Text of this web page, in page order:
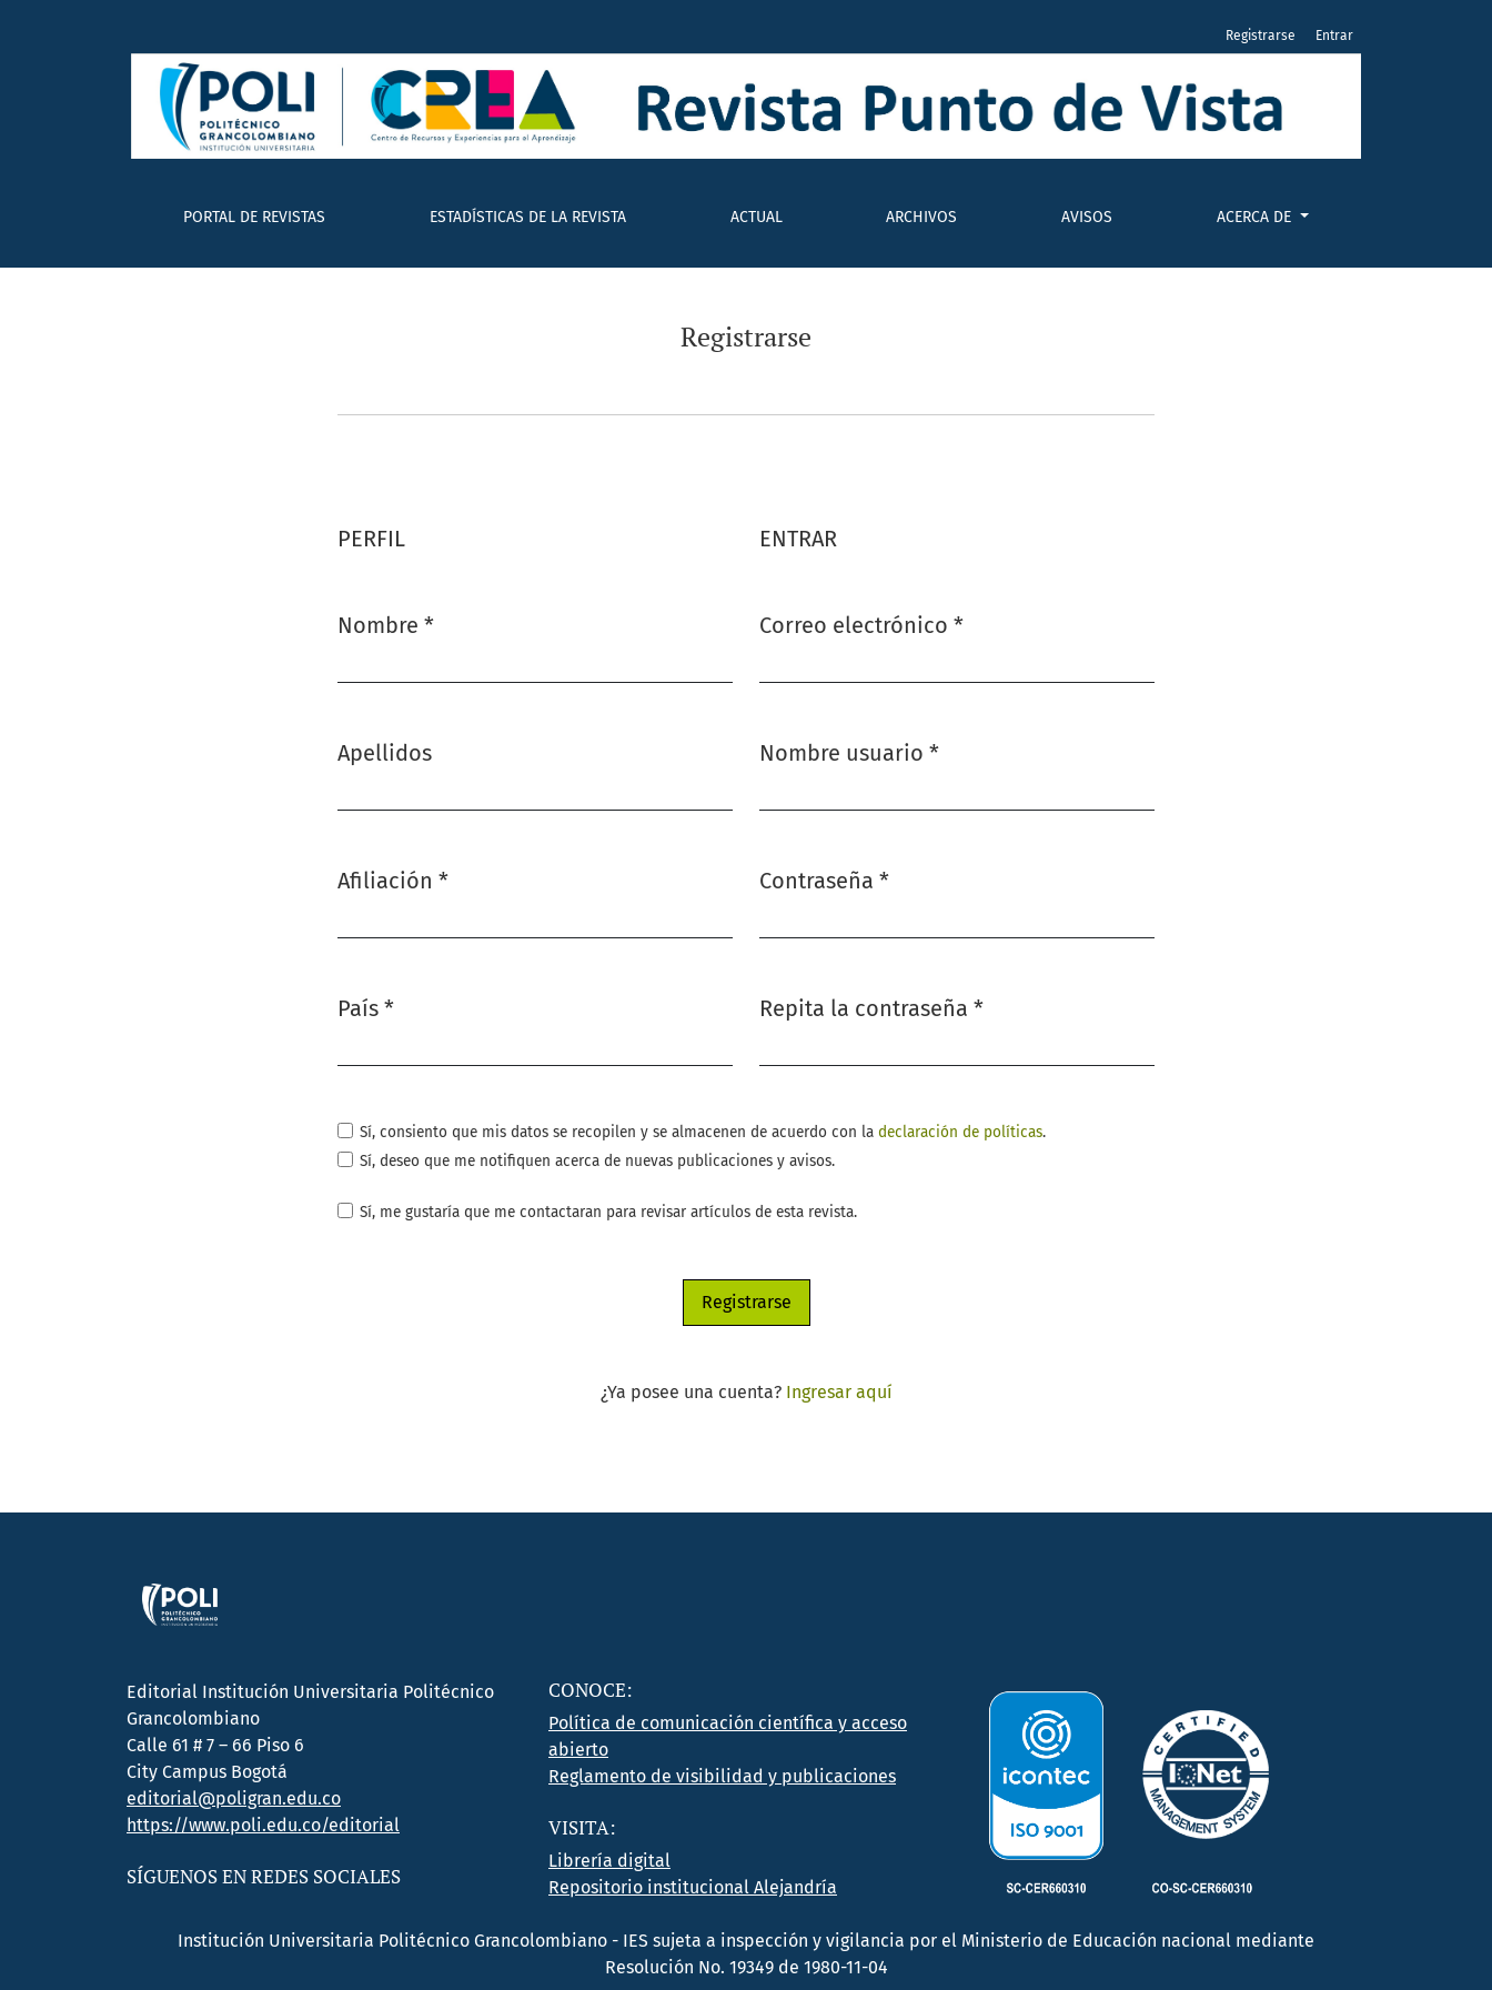
PORTAL DE REVISTAS ESTADÍSTICAS DE LA REVISTA ACTUAL ARCHIVOS AVISOS ACERCA DE
Registrarse Entrar
Registrarse
PERFIL
Nombre *
Apellidos
Afiliación *
País *
ENTRAR
Correo electrónico *
Nombre usuario *
Contraseña *
Repita la contraseña *
Sí, consiento que mis datos se recopilen y se almacenen de acuerdo con ladeclaración de políticas.
Sí, deseo que me notifiquen acerca de nuevas publicaciones y avisos.
Sí, me gustaría que me contactaran para revisar artículos de esta revista.
Registrarse
¿Ya posee una cuenta? Ingresar aquí
Editorial Institución Universitaria Politécnico
Grancolombiano
Calle 61 # 7 – 66 Piso 6
City Campus Bogotá
editorial@poligran.edu.co
https://www.poli.edu.co/editorial
SÍGUENOS EN REDES SOCIALES
CONOCE:
Política de comunicación científica y acceso
abierto
Reglamento de visibilidad y publicaciones
VISITA:
Librería digital
Repositorio institucional Alejandría
Institución Universitaria Politécnico Grancolombiano - IES sujeta a inspección y vigilancia por el Ministerio de Educación nacional mediante
Resolución No. 19349 de 1980-11-04